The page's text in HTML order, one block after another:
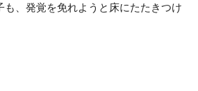
も、発覚を免れようと床にたたきつけ